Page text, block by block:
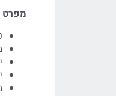
מפרט